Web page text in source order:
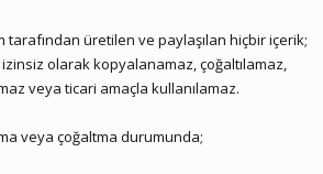
üretilen ve paylaşılan hiçbir içerik;
olarak kopyalanamaz, çoğaltılamaz,
veya ticari amaçla kullanılamaz.
veya çoğaltma durumunda;